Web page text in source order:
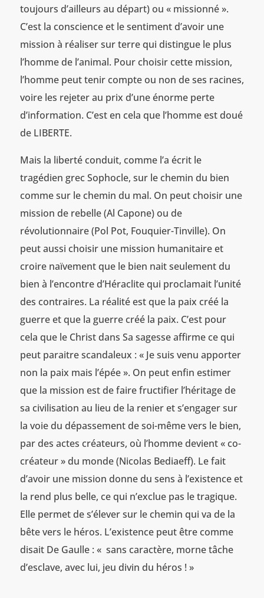
toujours d’ailleurs au départ) ou « missionné ».
C’est la conscience et le sentiment d’avoir une
mission à réaliser sur terre qui distingue le plus
l’homme de l’animal. Pour choisir cette mission,
l’homme peut tenir compte ou non de ses racines,
voire les rejeter au prix d’une énorme perte
d’information. C’est en cela que l’homme est doué
de LIBERTE.
Mais la liberté conduit, comme l’a écrit le
tragédien grec Sophocle, sur le chemin du bien
comme sur le chemin du mal. On peut choisir une
mission de rebelle (Al Capone) ou de
révolutionnaire (Pol Pot, Fouquier-Tinville). On
peut aussi choisir une mission humanitaire et
croire naïvement que le bien nait seulement du
bien à l’encontre d’Héraclite qui proclamait l’unité
des contraires. La réalité est que la paix créé la
guerre et que la guerre créé la paix. C’est pour
cela que le Christ dans Sa sagesse affirme ce qui
peut paraitre scandaleux : « Je suis venu apporter
non la paix mais l’épée ». On peut enfin estimer
que la mission est de faire fructifier l’héritage de
sa civilisation au lieu de la renier et s’engager sur
la voie du dépassement de soi-même vers le bien,
par des actes créateurs, où l’homme devient « co-
créateur » du monde (Nicolas Bediaeff). Le fait
d’avoir une mission donne du sens à l’existence et
la rend plus belle, ce qui n’exclue pas le tragique.
Elle permet de s’élever sur le chemin qui va de la
bête vers le héros. L’existence peut être comme
disait De Gaulle : « sans caractère, morne tâche
d’esclave, avec lui, jeu divin du héros ! »